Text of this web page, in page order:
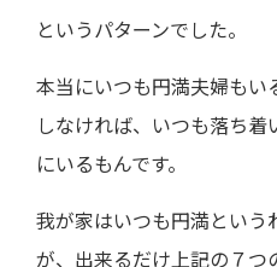
というパターンでした。
本当にいつも円満夫婦もい
しなければ、いつも落ち
にいるもんです。
我が家はいつも円満という
が、出来るだけ上記の７つ